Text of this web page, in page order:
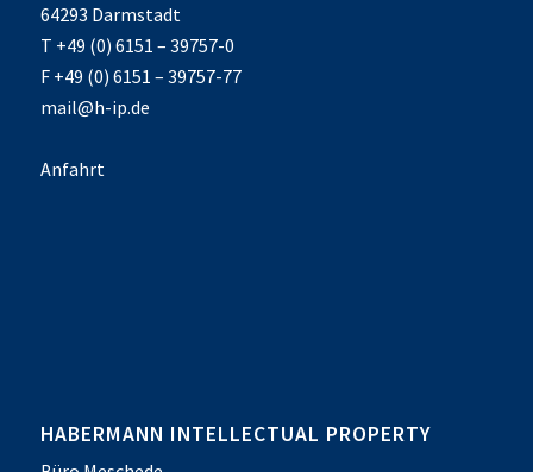
64293 Darmstadt
T +49 (0) 6151 – 39757-0
F +49 (0) 6151 – 39757-77
mail@h-ip.de
Anfahrt
HABERMANN INTELLECTUAL PROPERTY